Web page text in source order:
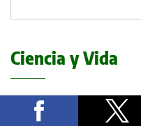
Ciencia y Vida